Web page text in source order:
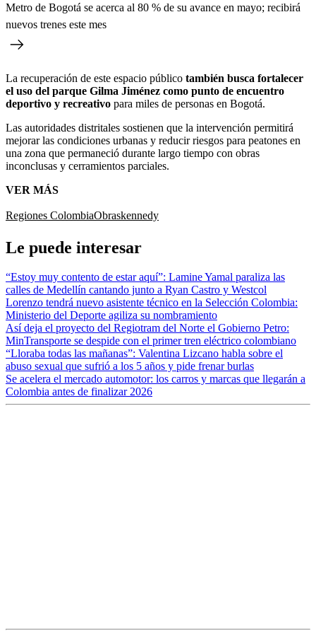
Metro de Bogotá se acerca al 80 % de su avance en mayo; recibirá
nuevos trenes este mes
La recuperación de este espacio público también busca fortalecer
el uso del parque Gilma Jiménez como punto de encuentro
deportivo y recreativo para miles de personas en Bogotá.
Las autoridades distritales sostienen que la intervención permitirá
mejorar las condiciones urbanas y reducir riesgos para peatones en
una zona que permaneció durante largo tiempo con obras
inconclusas y cerramientos parciales.
VER MÁS
Regiones ColombiaObraskennedy
Le puede interesar
“Estoy muy contento de estar aquí”: Lamine Yamal paraliza las
calles de Medellín cantando junto a Ryan Castro y Westcol
Lorenzo tendrá nuevo asistente técnico en la Selección Colombia:
Ministerio del Deporte agiliza su nombramiento
Así deja el proyecto del Regiotram del Norte el Gobierno Petro:
MinTransporte se despide con el primer tren eléctrico colombiano
“Lloraba todas las mañanas”: Valentina Lizcano habla sobre el
abuso sexual que sufrió a los 5 años y pide frenar burlas
Se acelera el mercado automotor: los carros y marcas que llegarán a
Colombia antes de finalizar 2026